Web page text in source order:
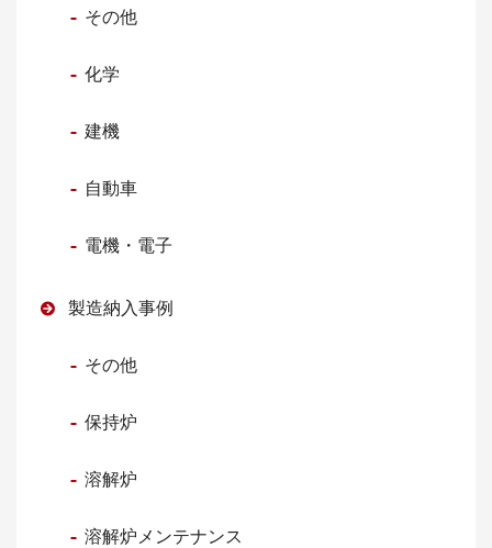
その他
化学
建機
自動車
電機・電子
製造納入事例
その他
保持炉
溶解炉
溶解炉メンテナンス